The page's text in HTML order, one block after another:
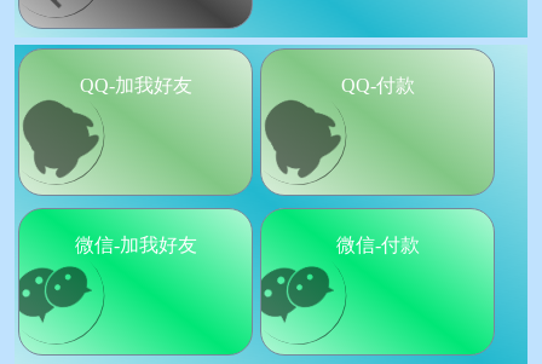
QQ-加我好友 QQ-付款
微信-加我好友 微信-付款